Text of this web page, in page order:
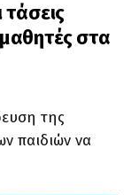
στα
της
παιδιών να